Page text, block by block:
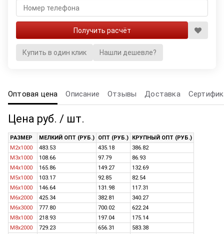
Купить в один клик Нашли дешевле?
Оптовая цена Описание Отзывы Доставка
Цена руб. / шт.
РАЗМЕР МЕЛКИЙ ОПТ (РУБ.) ОПТ (РУБ.)
КРУПНЫЙ ОПТ (РУБ.)
M2x1000
483.53 435.18
386.82
M3x1000
108.66 97.79
86.93
M4x1000
165.86 149.27
132.69
M5x1000
103.17 92.85
82.54
M6x1000
146.64 131.98
117.31
M6x2000
425.34 382.81
340.27
M6x3000
777.80 700.02
622.24
M8x1000
218.93 197.04
175.14
M8x2000
729.23 656.31
583.38